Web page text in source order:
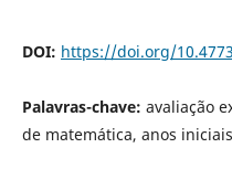
DOI: https://doi.org/
Palavras-chave: avaliação
de matemática, anos iniciais